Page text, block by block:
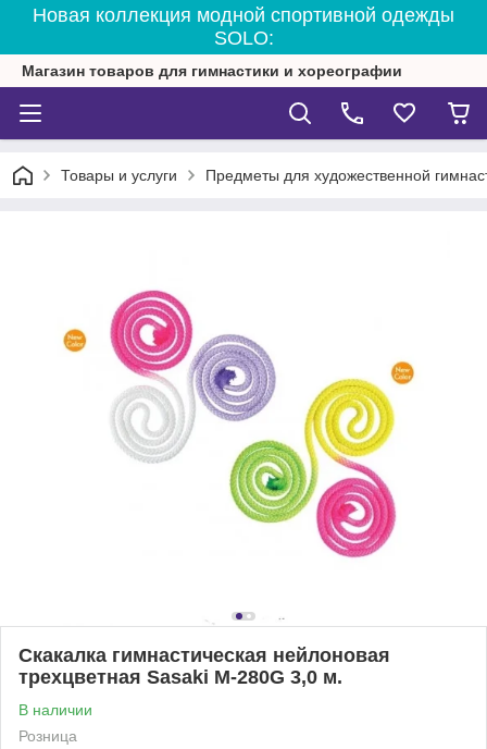
Новая коллекция модной спортивной одежды
SOLO:
Магазин товаров для гимнастики и хореографии
Товары и услуги Предметы для художественной
Скакалка гимнастическая нейлоновая
трехцветная Sasaki М-280G 3,0 м.
В наличии
Розница